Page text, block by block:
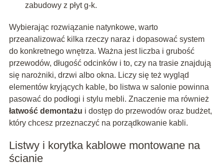
zabudowy z płyt g-k.
Wybierając rozwiązanie natynkowe, warto
przeanalizować kilka rzeczy naraz i dopasować system
do konkretnego wnętrza. Ważna jest liczba i grubość
przewodów, długość odcinków i to, czy na trasie znajdują
się narożniki, drzwi albo okna. Liczy się też wygląd
elementów kryjących kable, bo listwa w salonie powinna
pasować do podłogi i stylu mebli. Znaczenie ma również
łatwość demontażu i dostęp do przewodów oraz budżet,
który chcesz przeznaczyć na porządkowanie kabli.
Listwy i korytka kablowe montowane na
ścianie